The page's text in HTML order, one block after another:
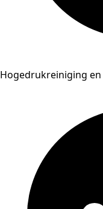
Hogedrukreiniging en